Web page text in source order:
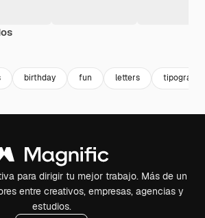
birthday fun letters tipografia
para dirigir tu mejor trabajo. Más de un
entre creativos, empresas, agencias y
estudios.